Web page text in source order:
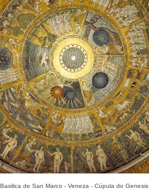
Basilica de San Marco - Veneza - Cúpula do Genesis